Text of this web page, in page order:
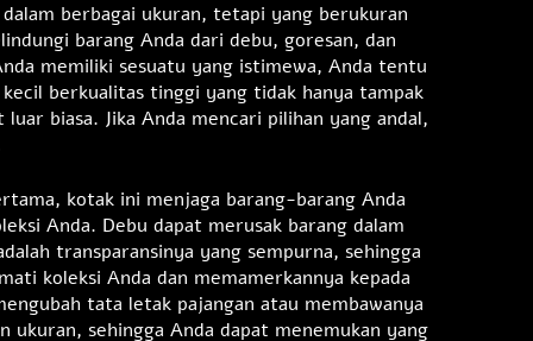
berbagai ukuran, tetapi yang berukuran
barang Anda dari debu, goresan, dan
memiliki sesuatu yang istimewa, Anda tentu
berkualitas tinggi yang tidak hanya tampak
biasa. Jika Anda mencari pilihan yang andal,
kotak ini menjaga barang-barang Anda
Anda. Debu dapat merusak barang dalam
transparansinya yang sempurna, sehingga
koleksi Anda dan memamerkannya kepada
tata letak pajangan atau membawanya
sehingga Anda dapat menemukan yang